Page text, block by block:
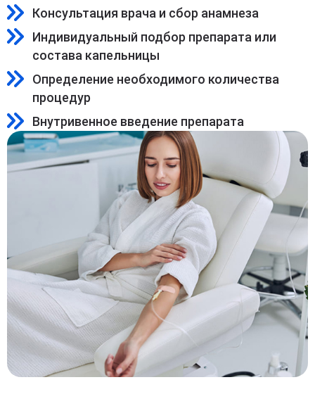
Консультация врача и сбор анамнеза
Индивидуальный подбор препарата или
состава капельницы
Определение необходимого количества
процедур
Внутривенное введение препарата